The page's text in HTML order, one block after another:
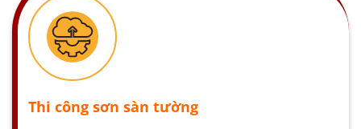
Thi công sơn sàn tường